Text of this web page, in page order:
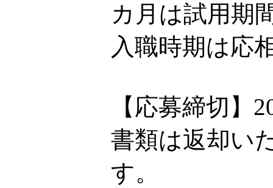
カ月は試用期
入職時期は応
【応募締切】
書類は返却い
す。